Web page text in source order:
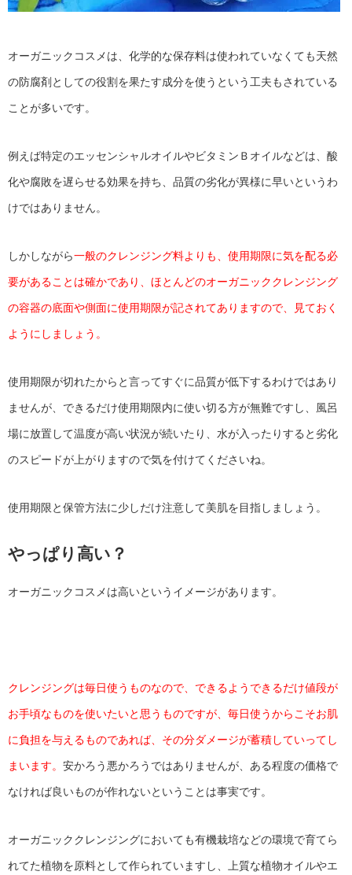
オーガニックコスメは、化学的な保存料は使われていなくても天然
の防腐剤としての役割を果たす成分を使うという工夫もされている
ことが多いです。
例えば特定のエッセンシャルオイルやビタミンＢオイルなどは、酸
化や腐敗を遅らせる効果を持ち、品質の劣化が異様に早いというわ
けではありません。
しかしながら一般のクレンジング料よりも、使用期限に気を配る必
要があることは確かであり、ほとんどのオーガニッククレンジング
の容器の底面や側面に使用期限が記されてありますので、見ておく
ようにしましょう。
使用期限が切れたからと言ってすぐに品質が低下するわけではあり
ませんが、できるだけ使用期限内に使い切る方が無難ですし、風呂
場に放置して温度が高い状況が続いたり、水が入ったりすると劣化
のスピードが上がりますので気を付けてくださいね。
使用期限と保管方法に少しだけ注意して美肌を目指しましょう。
やっぱり高い？
オーガニックコスメは高いというイメージがあります。
クレンジングは毎日使うものなので、できるようできるだけ値段が
お手頃なものを使いたいと思うものですが、毎日使うからこそお肌
に負担を与えるものであれば、その分ダメージが蓄積していってし
まいます。 安かろう悪かろうではありませんが、ある程度の価格で
なければ良いものが作れないということは事実です。
オーガニッククレンジングにおいても有機栽培などの環境で育てら
れてた植物を原料として作られていますし、上質な植物オイルやエ